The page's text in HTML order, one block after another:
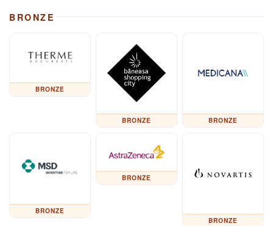
BRONZE
BRONZE
BRONZE BRONZE
BRONZE
BRONZE
BRONZE